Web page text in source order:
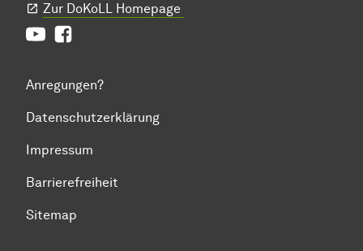
Zur DoKoLL Homepage
Youtube
Anregungen?
Datenschutzerklärung
Impressum
Barrierefreiheit
Sitemap